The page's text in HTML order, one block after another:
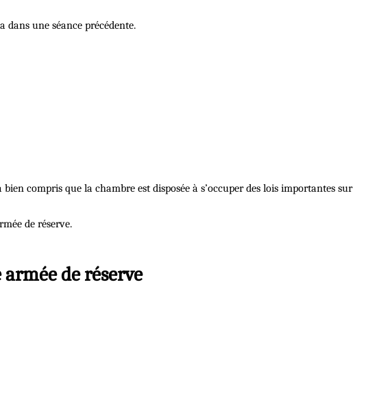
dans une séance précédente.
compris que la chambre est disposée à s’occuper des lois importantes sur
de réserve.
de réserve